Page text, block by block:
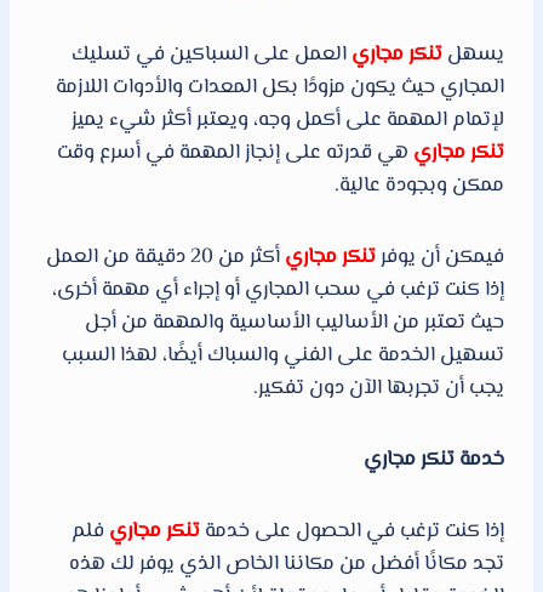
يسهلتنكر مجاريالعمل على السباكين في تسليك
المجاري حيث يكون مزودًا بكل المعدات والأدوات اللازمة
لإتمام المهمة على أكمل وجه، ويعتبر أكثر شيء يميز
تنكر مجاري هي قدرته على إنجاز المهمة في أسرع وقت
ممكن وبجودة عالية.
فيمكن أن يوفرتنكر مجاري
أكثر من 20 دقيقة من العمل
إذا كنت ترغب في سحب المجاري أو إجراء أي مهمة أخرى،
حيث تعتبر من الأساليب الأساسية والمهمة من أجل
تسهيل الخدمة على الفني والسباك أيضًا، لهذا السبب
يجب أن تجربها الآن دون تفكير.
خدمة تنكر مجاري
إذا كنت ترغب في الحصول على خدمةتنكر مجاري فلم
تجد مكانًا أفضل من مكاننا الخاص الذي يوفر لك هذه